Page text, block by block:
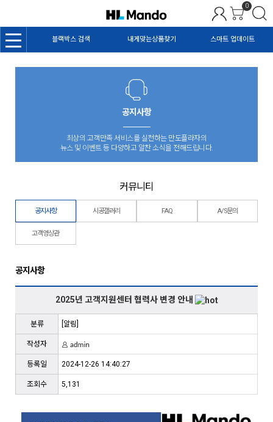
0
블랙박스 검색 내게맞는상품찾기 스마트 업데이트
공지사항
최상의 고객만족 서비스를 실천하는 만도플라자의
뉴스 및 이벤트 등 다양하고 알찬 소식을 전해드립니다.
커뮤니티
공지사항 시공갤러리 FAQ A/S문의
고객영상관
공지사항
2025년 고객지원센터 협력사 변경 안내
분류 [알림]
작성자
등록일 2024-12-26 14:40:27
조회수 5,131